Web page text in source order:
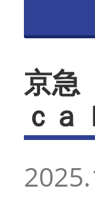
京急
ｃ